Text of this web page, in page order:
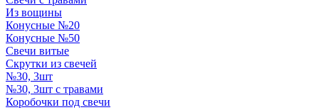
Из вощины
Конусные №20
Конусные №50
Свечи витые
Скрутки из свечей
№30, 3шт
№30, 3шт с травами
Коробочки под свечи